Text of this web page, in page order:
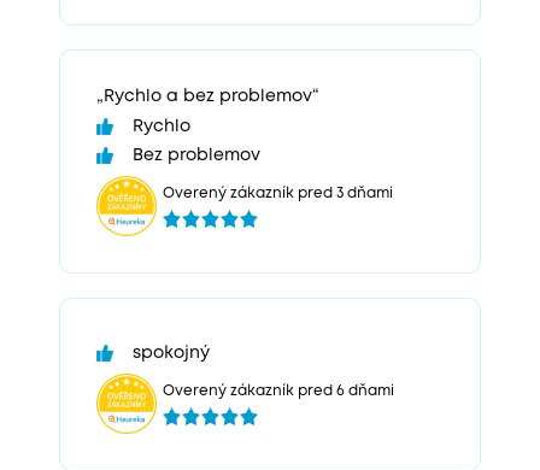
„Rychlo a bez problemov“
Rychlo
Bez problemov
Overený zákazník pred 3 dňami
spokojný
Overený zákazník pred 6 dňami